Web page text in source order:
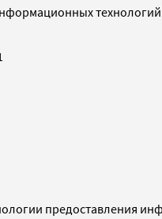
предоставления